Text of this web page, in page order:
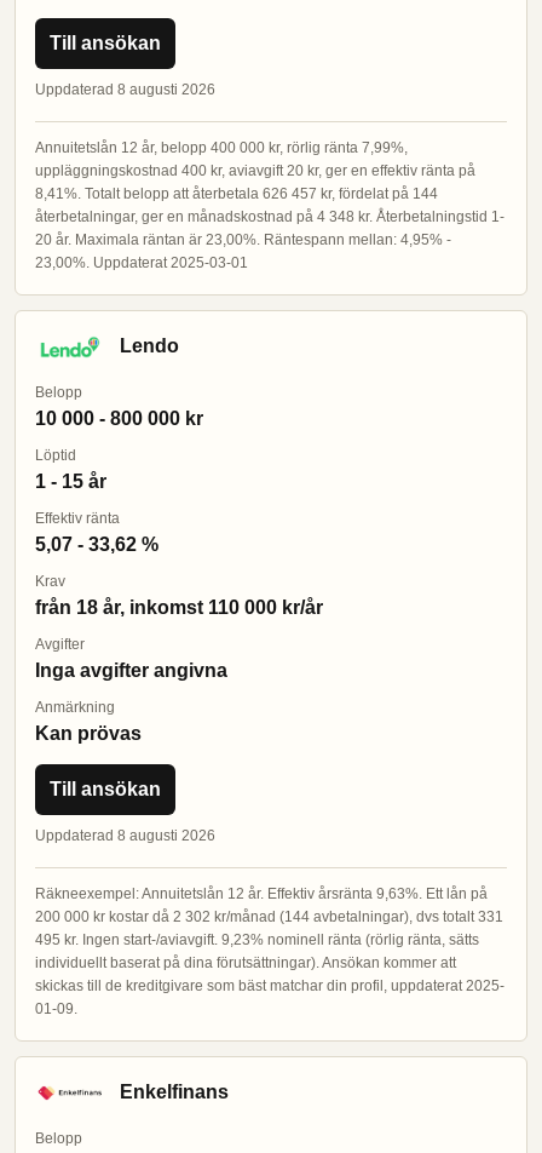
Till ansökan
Uppdaterad 8 augusti 2026
Annuitetslån 12 år, belopp 400 000 kr, rörlig ränta 7,99%,
uppläggningskostnad 400 kr, aviavgift 20 kr, ger en effektiv ränta på
8,41%. Totalt belopp att återbetala 626 457 kr, fördelat på 144
återbetalningar, ger en månadskostnad på 4 348 kr. Återbetalningstid 1-
20 år. Maximala räntan är 23,00%. Räntespann mellan: 4,95% -
23,00%. Uppdaterat 2025-03-01
Lendo
Belopp
10 000 - 800 000 kr
Löptid
1 - 15 år
Effektiv ränta
5,07 - 33,62 %
Krav
från 18 år, inkomst 110 000 kr/år
Avgifter
Inga avgifter angivna
Anmärkning
Kan prövas
Till ansökan
Uppdaterad 8 augusti 2026
Räkneexempel: Annuitetslån 12 år. Effektiv årsränta 9,63%. Ett lån på
200 000 kr kostar då 2 302 kr/månad (144 avbetalningar), dvs totalt 331
495 kr. Ingen start-/aviavgift. 9,23% nominell ränta (rörlig ränta, sätts
individuellt baserat på dina förutsättningar). Ansökan kommer att
skickas till de kreditgivare som bäst matchar din profil, uppdaterat 2025-
01-09.
Enkelfinans
Belopp